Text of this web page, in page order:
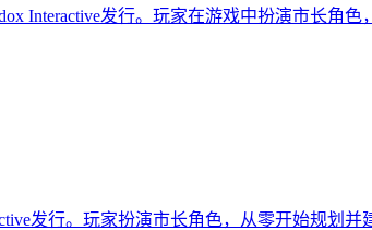
Interactive发行。玩家在游戏中扮演市长角
发行。玩家扮演市长角色，从零开始规划